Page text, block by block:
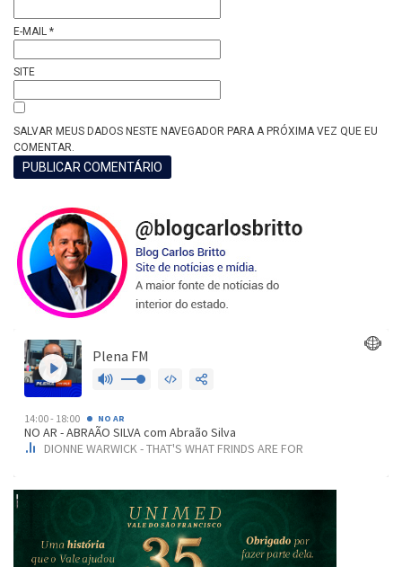
E-MAIL *
SITE
SALVAR MEUS DADOS NESTE NAVEGADOR PARA A PRÓXIMA VEZ QUE EU
COMENTAR.